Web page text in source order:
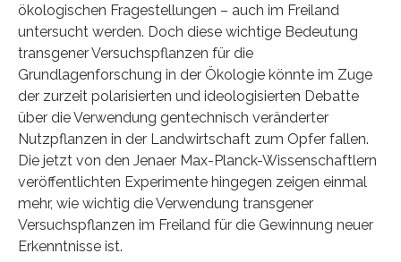
ökologischen Fragestellungen – auch im Freiland
untersucht werden. Doch diese wichtige Bedeutung
transgener Versuchspflanzen für die
Grundlagenforschung in der Ökologie könnte im Zuge
der zurzeit polarisierten und ideologisierten Debatte
über die Verwendung gentechnisch veränderter
Nutzpflanzen in der Landwirtschaft zum Opfer fallen.
Die jetzt von den Jenaer Max-Planck-Wissenschaftlern
veröffentlichten Experimente hingegen zeigen einmal
mehr, wie wichtig die Verwendung transgener
Versuchspflanzen im Freiland für die Gewinnung neuer
Erkenntnisse ist.